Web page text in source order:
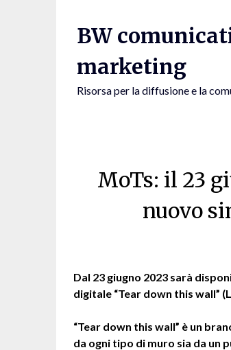
BW
marketing
Risorsa per la diffusione e la
MoTs: il 23
nuovo
Dal 23 giugno 2023 sarà
digitale “Tear down this wall”
“Tear down this wall” è un
da ogni tipo di muro sia da un